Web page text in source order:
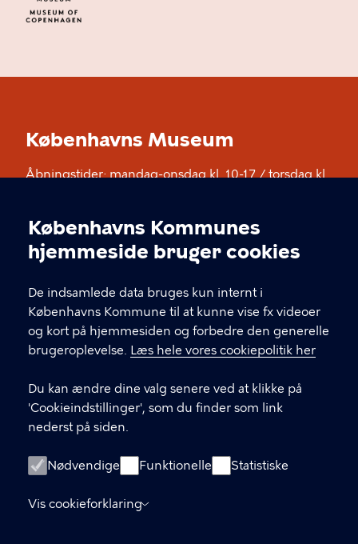
Cookieindstillinger
Københavns Kommunes
hjemmeside bruger cookies
De indsamlede data bruges kun internt i
Københavns Kommune til at kunne vise fx videoer
og kort på hjemmesiden og forbedre den generelle
brugeroplevelse. Læs hele vores cookiepolitik her
Du kan ændre dine valg senere ved at klikke på
'Cookieindstillinger', som du finder som link
nederst på siden.
Nødvendige Funktionelle Statistiske
Vis cookieforklaring
Københavns Museum
Åbningstider: mandag-onsdag kl. 10-17 / torsdag kl.
Thursday 10-20 / Friday 10-17 / Saturday and
Sunday 11-17
KONTAKT
Stormgade 18, 1555 København V
+45 21 76 43 66
CVR nr.: 64 94 22 12 - EAN: 5798009780324
LINKS